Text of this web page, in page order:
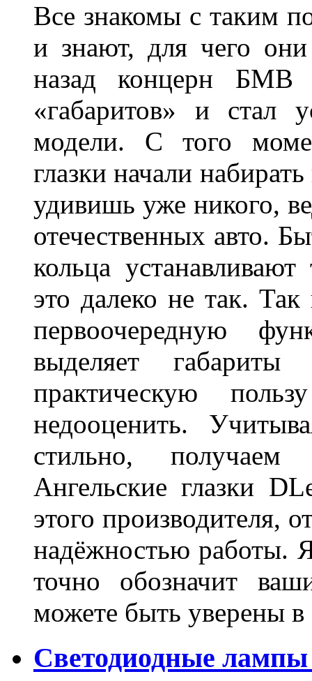
Все знакомы с таким
и знают, для чего
назад концерн БМВ
«габаритов» и стал
модели. С того
глазки начали
удивишь уже никого,
отечественных авто.
кольца
это далеко не так. Так
первоочередную
выделяет
практическую
недооценить.
стильно,
Ангельские глазки
этого производителя,
надёжностью работы.
точно обозначит
можете быть уверены
Светодиодные